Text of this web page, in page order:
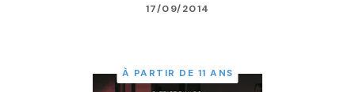
17/09/2014
À PARTIR DE 11 ANS